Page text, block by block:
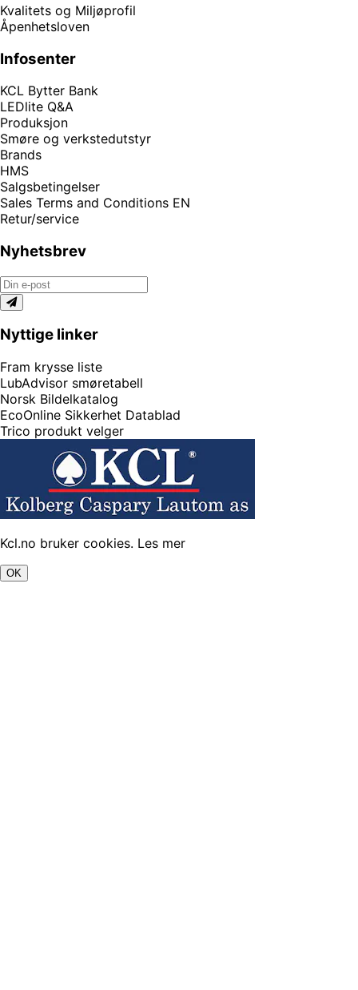
Kvalitets og Miljøprofil
Åpenhetsloven
Infosenter
KCL Bytter Bank
LEDlite Q&A
Produksjon
Smøre og verkstedutstyr
Brands
HMS
Salgsbetingelser
Sales Terms and Conditions EN
Retur/service
Nyhetsbrev
Nyttige linker
Fram krysse liste
LubAdvisor smøretabell
Norsk Bildelkatalog
EcoOnline Sikkerhet Datablad
Trico produkt velger
Kcl.no bruker cookies. Les mer
OK